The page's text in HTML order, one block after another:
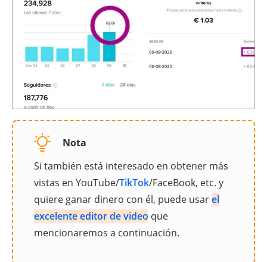
Nota
Si también está interesado en obtener más
vistas en YouTube/TikTok/FaceBook, etc. y
quiere ganar dinero con él, puede usarel
excelente editor de video que
mencionaremos a continuación.